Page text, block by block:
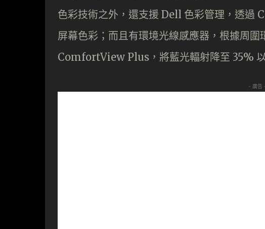
色彩技術之外，還支援 Dell 色彩管理，透過
屏幕色彩；而且有環境光線感應器，根據周
ComfortView Plus，將藍光輻射降至 35%
- 廣告